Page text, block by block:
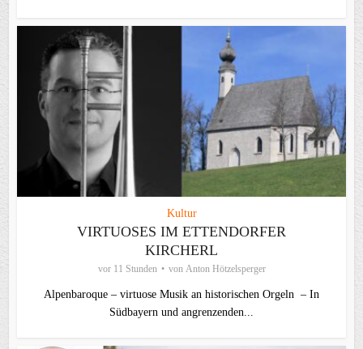
Kultur
VIRTUOSES IM ETTENDORFER
KIRCHERL
vor 11 Stunden von Anton Hötzelsperger
Alpenbaroque – virtuose Musik an historischen Orgeln – In
Südbayern und angrenzenden...